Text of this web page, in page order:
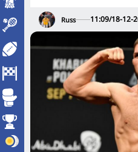
Russ 11:09/18-12-